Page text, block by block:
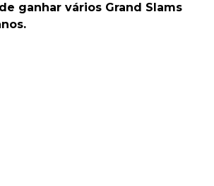
ganhar vários Grand Slams